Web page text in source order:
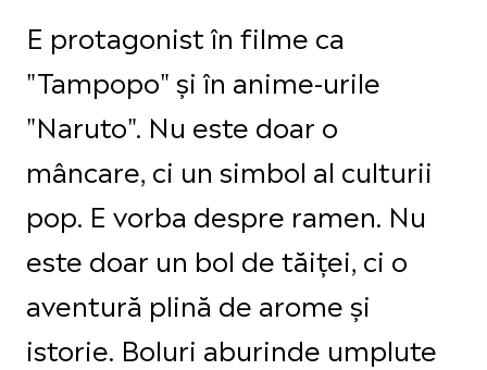
E protagonist în filme ca
"Tampopo" și în anime-urile
"Naruto". Nu este doar o
mâncare, ci un simbol al culturii
pop. E vorba despre ramen. Nu
este doar un bol de tăiței, ci o
aventură plină de arome și
istorie. Boluri aburinde umplute